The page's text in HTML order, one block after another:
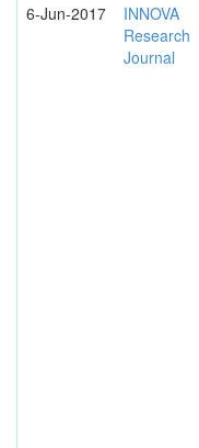
6-Jun-2017
INNOVA
Research
Journal